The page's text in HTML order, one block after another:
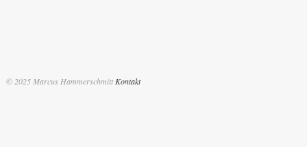
© 2025 Marcus HammerschmittKontakt